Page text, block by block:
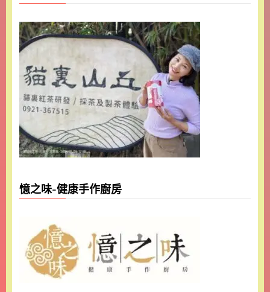
憶之味-健康手作廚房